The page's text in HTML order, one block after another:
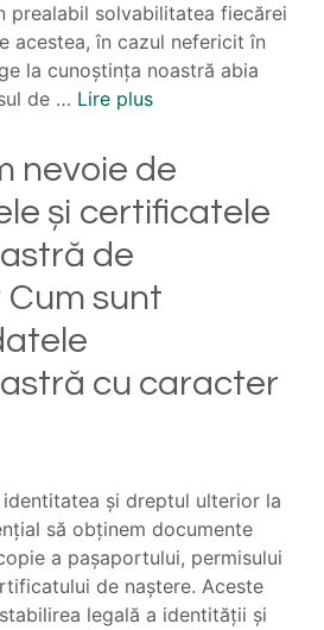
prealabil solvabilitatea fiecărei
acestea, în cazul nefericit în
la cunoștința noastră abia
de … Lire plus
nevoie de
și certificatele
de
sunt
cu caracter
și dreptul ulterior la
să obținem documente
a pașaportului, permisului
de naștere. Aceste
legală a identității și